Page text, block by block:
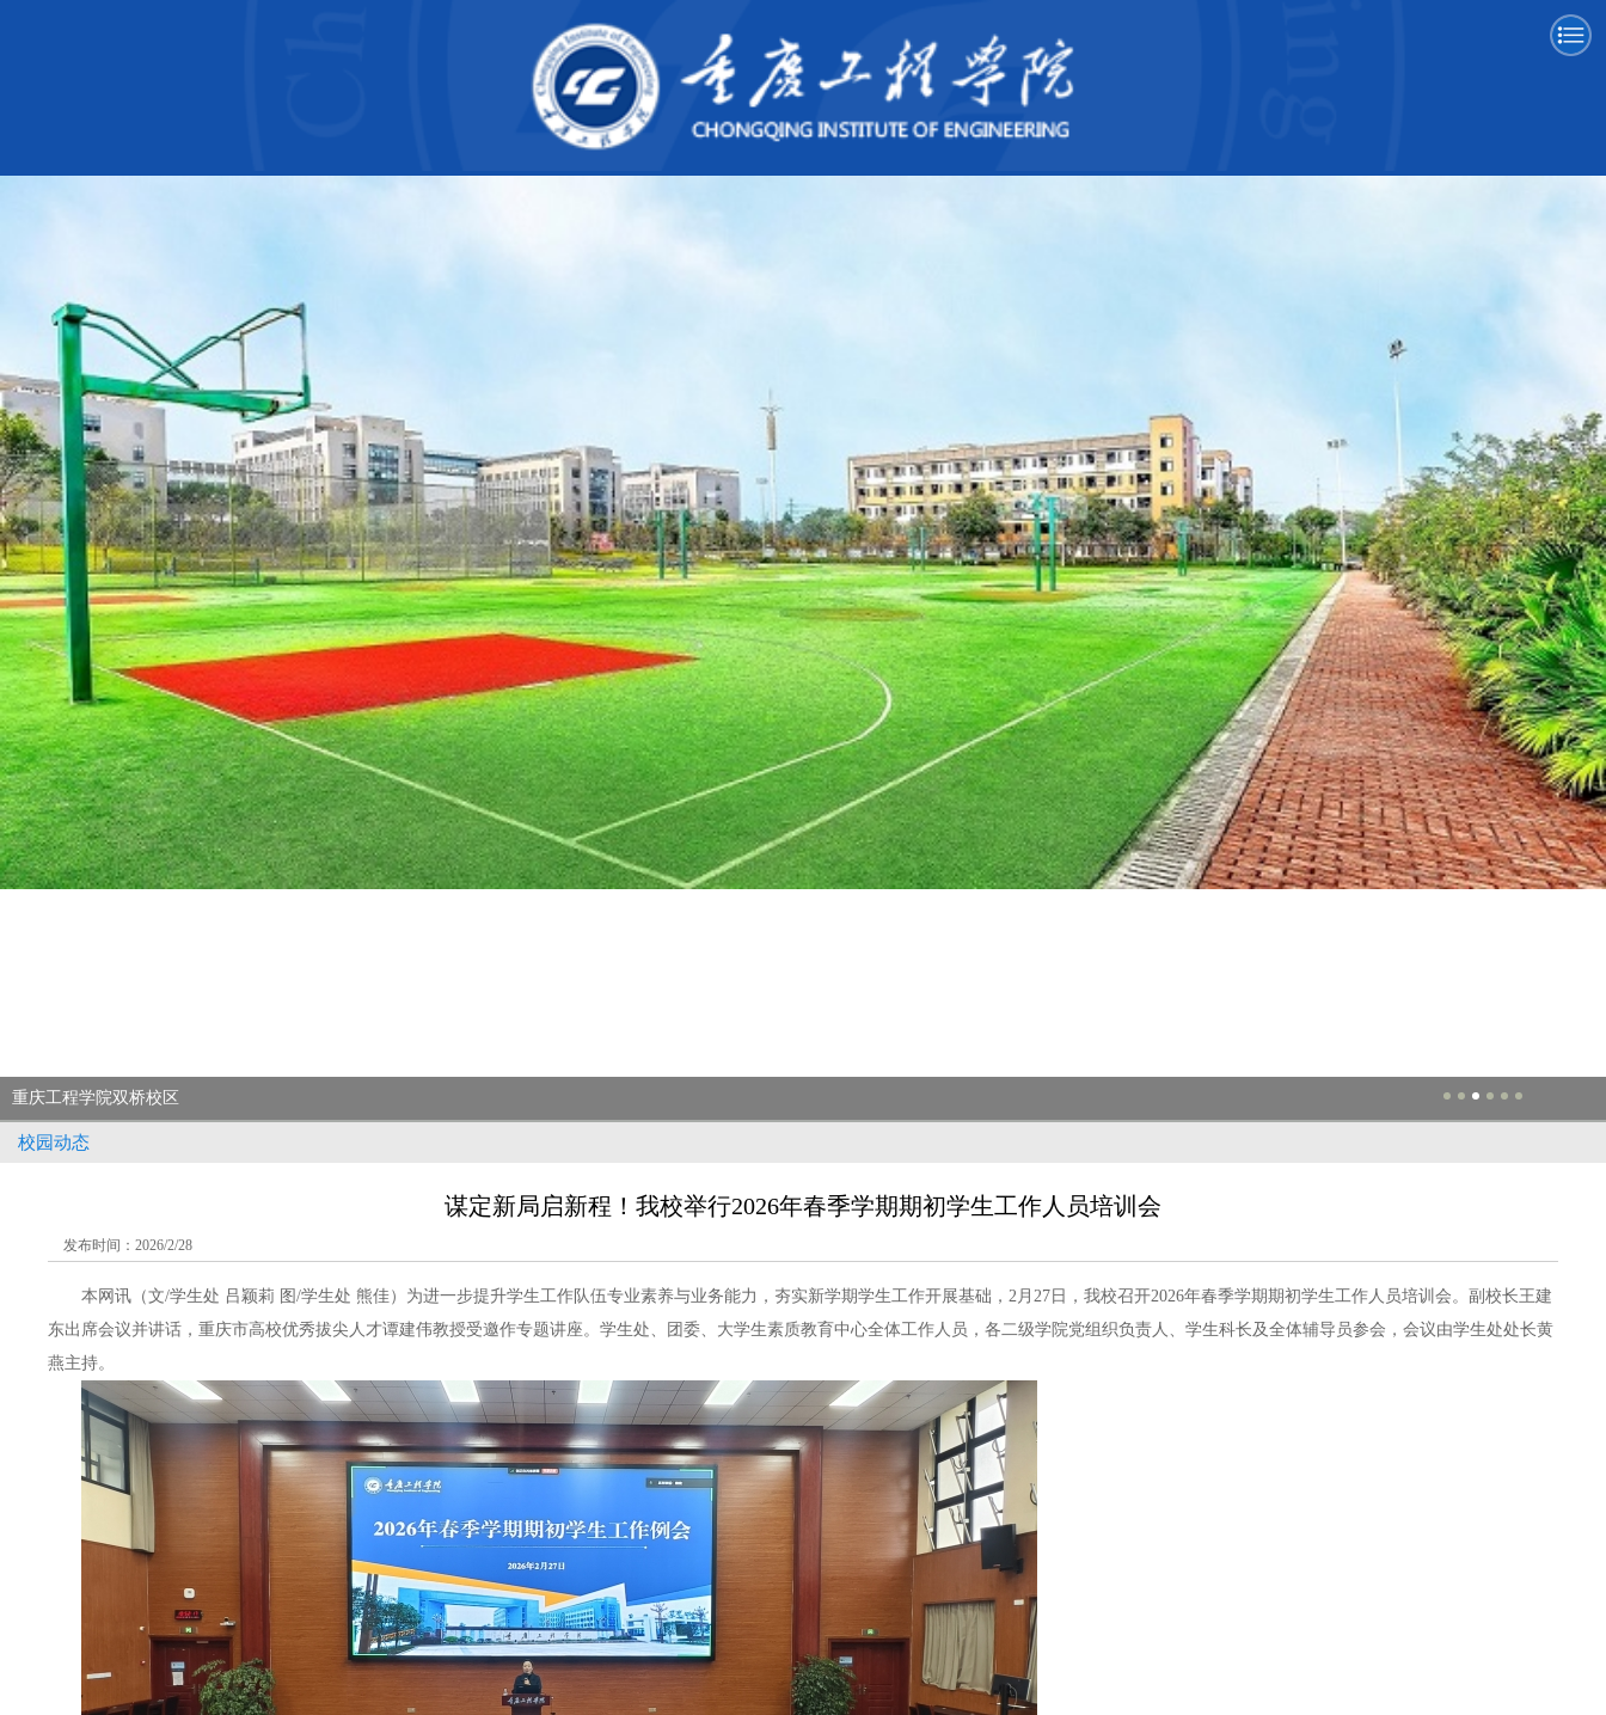
重庆工程学院南泉校区
校园动态
谋定新局启新程！我校举行2026年春季学期期初学生工作人员培训会
发布时间：2026/2/28
本网讯（文/学生处 吕颖莉 图/学生处 熊佳）为进一步提升学生工作队伍专业素养与业务能力，夯实新学期学生工作开展基础，2月27日，我校召开2026年春季学期期初学生工作人员培训会。副校长王建
东出席会议并讲话，重庆市高校优秀拔尖人才谭建伟教授受邀作专题讲座。学生处、团委、大学生素质教育中心全体工作人员，各二级学院党组织负责人、学生科长及全体辅导员参会，会议由学生处处长黄
燕主持。